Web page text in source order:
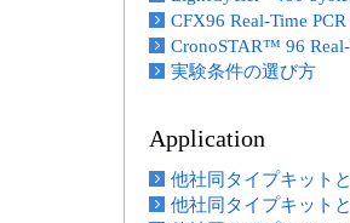
CFX96 Real-Time
CronoSTAR™ 96
実験条件の選び方
Application
他社同タイプキット
他社同タイプキット